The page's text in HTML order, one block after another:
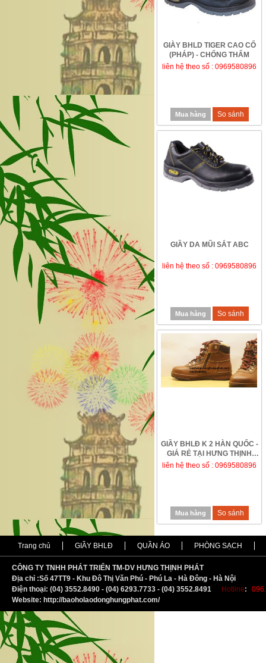
GIÀY BHLD TIGER CAO CỔ
(PHÁP) - CHỐNG THẤM
liên hệ theo số : 0969580896
Mua hàng So sánh
GIẦY DA MŨI SẮT ABC
liên hệ theo số : 0969580896
Mua hàng So sánh
GIẦY BHLĐ K 2 HÀN QUỐC -
GIÁ RẺ TẠI HƯNG THỊNH
PHÁT
liên hệ theo số : 0969580896
Mua hàng So sánh
Trang chủ GIẦY BHLĐ QUẦN ÁO PHÒNG SẠCH
CÔNG TY TNHH PHÁT TRIỂN TM-DV HƯNG THỊNH PHÁT
Địa chỉ :Số 47TT9 - Khu Đô Thị Văn Phú - Phú La - Hà Đông - Hà Nội
Điện thoại: (04) 3552.8490 - (04) 6293.7733 - (04) 3552.8491
Hotline:
Website: http://baoholaodonghungphat.com/